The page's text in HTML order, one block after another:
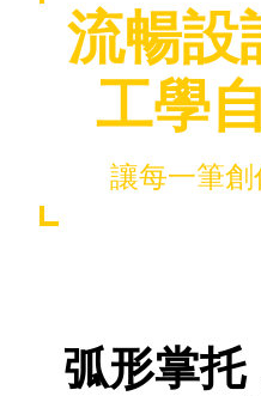
流暢設
工學
讓每一筆
弧形掌托